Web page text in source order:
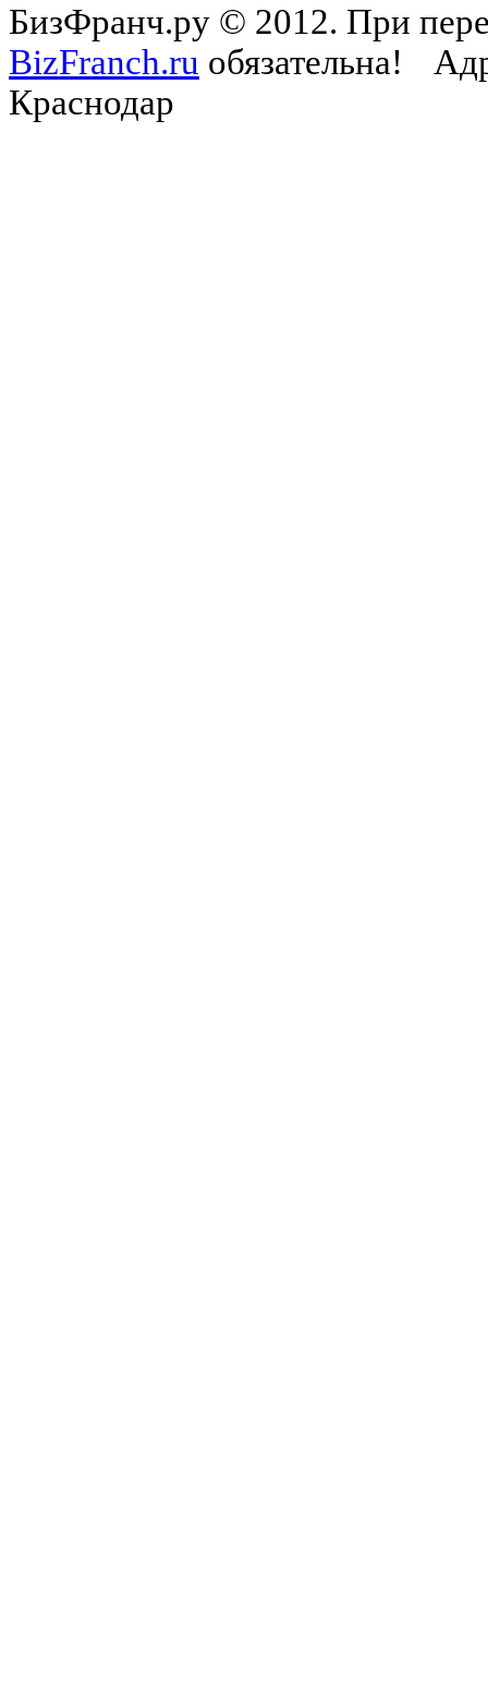
БизФранч.ру © 2012. При
BizFranch.ru обязательна!
Краснодар